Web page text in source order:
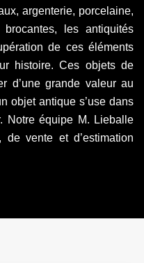
argenterie, porcelaine,
les antiquités
de ces éléments
histoire. Ces objets de
d’une grande valeur au
objet antique s’use dans
Notre équipe M. Lieballe
de vente et d’estimation